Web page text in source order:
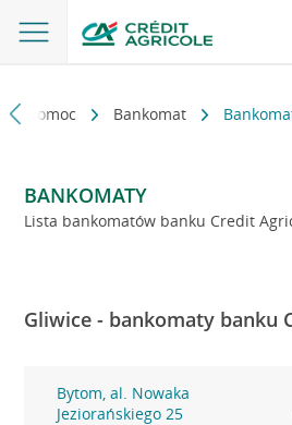
i pomoc Bankomat
BANKOMATY
Lista bankomatów banku Credit
Gliwice - bankomaty banku
Bytom, al. Nowaka
Jeziorańskiego 25